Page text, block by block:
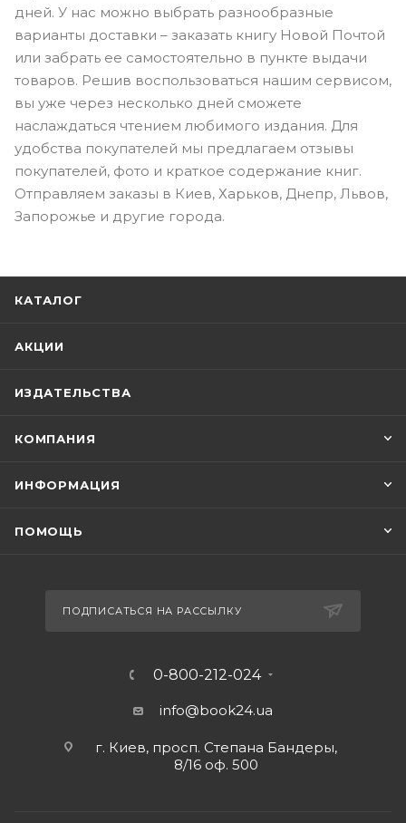
дней. У нас можно выбрать разнообразные
варианты доставки – заказать книгу Новой Почтой
или забрать ее самостоятельно в пункте выдачи
товаров. Решив воспользоваться нашим сервисом,
вы уже через несколько дней сможете
наслаждаться чтением любимого издания. Для
удобства покупателей мы предлагаем отзывы
покупателей, фото и краткое содержание книг.
Отправляем заказы в Киев, Харьков, Днепр, Львов,
Запорожье и другие города.
КАТАЛОГ
АКЦИИ
ИЗДАТЕЛЬСТВА
КОМПАНИЯ
ИНФОРМАЦИЯ
ПОМОЩЬ
ПОДПИСАТЬСЯ НА РАССЫЛКУ
0-800-212-024
info@book24.ua
г. Киев, просп. Степана Бандеры,
8/16 оф. 500